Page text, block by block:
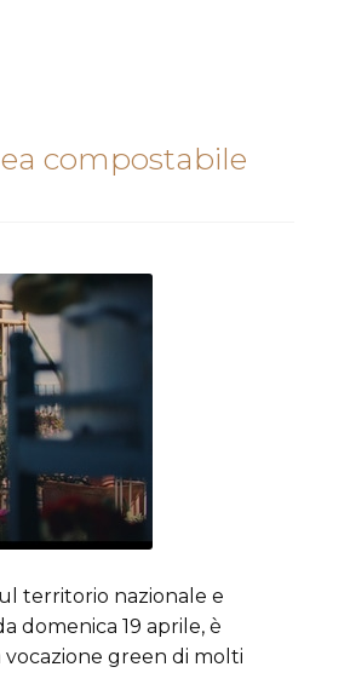
compostabile
territorio nazionale e
domenica 19 aprile, è
green di molti